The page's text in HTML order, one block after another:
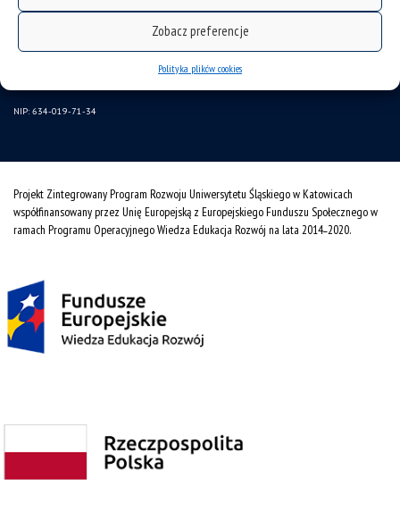
Zobacz preferencje
Polityka plików cookies
NIP: 634-019-71-34
Projekt Zintegrowany Program Rozwoju Uniwersytetu Śląskiego w Katowicach
współfinansowany przez Unię Europejską z Europejskiego Funduszu Społecznego w
ramach Programu Operacyjnego Wiedza Edukacja Rozwój na lata 2014˗2020.